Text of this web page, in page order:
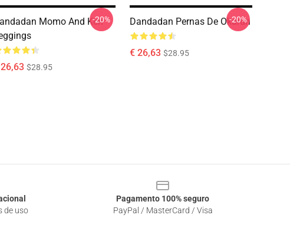
Momo And Ken
$28.95
-20% Dandadan Pernas De Okarun
€ 26,63 $28.95
-20%
de uso
Pagamento 100% seguro
PayPal / MasterCard / Visa